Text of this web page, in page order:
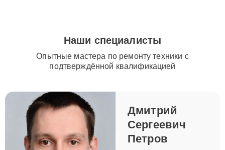
Наши специалисты
Опытные мастера по ремонту техники с
подтверждённой квалификацией
Дмитрий
Сергеевич
Петров